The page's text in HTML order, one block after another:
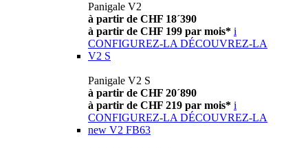
Panigale V2
à partir de CHF 18´390
à partir de CHF 199 par mois* i
CONFIGUREZ-LA DÉCOUVREZ-LA
V2 S
Panigale V2 S
à partir de CHF 20´890
à partir de CHF 219 par mois* i
CONFIGUREZ-LA DÉCOUVREZ-LA
new V2 FB63